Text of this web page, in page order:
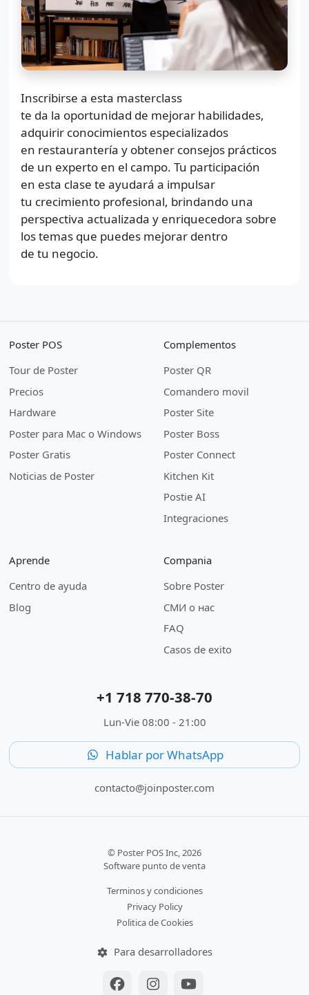
Inscribirse a esta masterclass
te da la oportunidad de mejorar habilidades,
adquirir conocimientos especializados
en restaurantería y obtener consejos prácticos
de un experto en el campo. Tu participación
en esta clase te ayudará a impulsar
tu crecimiento profesional, brindando una
perspectiva actualizada y enriquecedora sobre
los temas que puedes mejorar dentro
de tu negocio.
Poster POS
Tour de Poster
Precios
Hardware
Poster para Mac o Windows
Poster Gratis
Noticias de Poster
Complementos
Poster QR
Comandero movil
Poster Site
Poster Boss
Poster Connect
Kitchen Kit
Postie AI
Integraciones
Aprende
Centro de ayuda
Blog
Compania
Sobre Poster
СМИ о нас
FAQ
Casos de exito
+1 718 770-38-70
Lun-Vie 08:00 - 21:00
Hablar por WhatsApp
contacto@joinposter.com
© Poster POS Inc, 2026
Software punto de venta
Terminos y condiciones
Privacy Policy
Politica de Cookies
Para desarrolladores